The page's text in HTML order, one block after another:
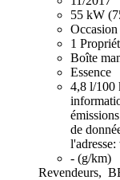
55 kW
Occasion
1
Boîte
Essence
4,8 l/100
de
- (g/km)
Revendeurs,